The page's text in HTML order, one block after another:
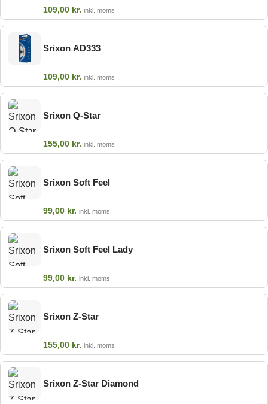
109,00 kr. inkl. moms
Srixon AD333
109,00 kr. inkl. moms
Srixon Q-Star
155,00 kr. inkl. moms
Srixon Soft Feel
99,00 kr. inkl. moms
Srixon Soft Feel Lady
99,00 kr. inkl. moms
Srixon Z-Star
155,00 kr. inkl. moms
Srixon Z-Star Diamond